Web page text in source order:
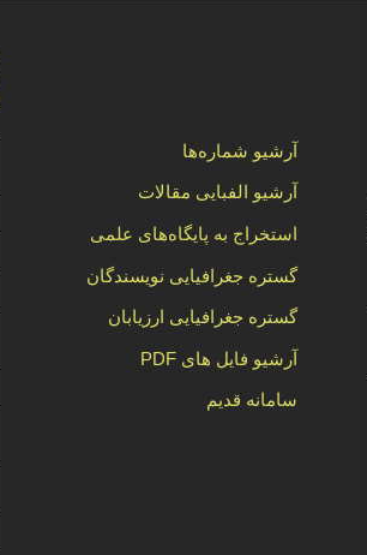
آرشیو شماره‌ها
آرشیو الفبایی مقالات
استخراج به پایگاه‌های علمی
گستره جغرافیایی نویسندگان
گستره جغرافیایی ارزیابان
آرشیو فایل های PDF
سامانه قدیم